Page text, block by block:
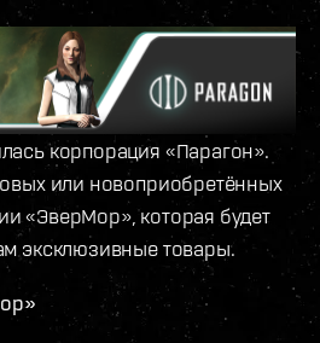
корпорация «Парагон».
или новоприобретённых
«ЭверМор», которая будет
эксклюзивные товары.